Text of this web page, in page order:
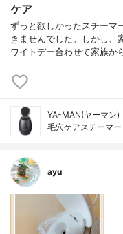
ケア
ずっと欲しかったスチーマ
きませんでした。しかし、
ワイトデー合わせて家族か
YA-MAN(ヤーマン)
毛穴ケアスチーマ
ayu